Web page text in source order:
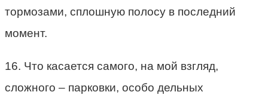
тормозами, сплошную полосу в последний
момент.
16. Что касается самого, на мой взгляд,
сложного – парковки, особо дельных